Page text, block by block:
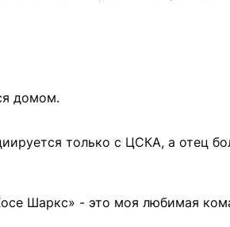
домом.
только с ЦСКА, а отец
Шаркс» - это моя любимая